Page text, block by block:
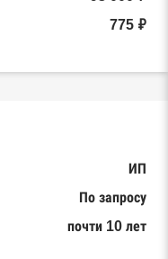
775 ₽
ИП
По запросу
почти 10 лет